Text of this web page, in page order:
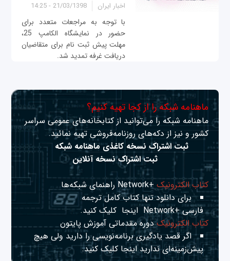
اخبار ایران 21/03/1398 - 14:25
با توجه به مراجعات متعدد برای
حضور در نمایشگاه الکامپ 25،
مهلت پیش ثبت نام برای متقاضیان
دریافت غرفه تمدید شد.
ماهنامه شبکه را از کجا تهیه کنیم؟
ماهنامه شبکه را می‌توانید از کتابخانه‌های عمومی سراسر
کشور و نیز از دکه‌های روزنامه‌فروشی تهیه نمائید.
ثبت اشتراک نسخه کاغذی ماهنامه شبکه
ثبت اشتراک نسخه آنلاین
کتاب الکترونیک+Network راهنمای شبکه‌ها
برای دانلود تنها کتاب کامل ترجمه
فارسی +Network
اینجا کلیک کنید.
کتاب الکترونیکدوره مقدماتی آموزش پایتون
اگر قصد یادگیری برنامه‌نویسی را دارید ولی هیچ
پیش‌زمینه‌ای نداریداینجا کلیک کنید.